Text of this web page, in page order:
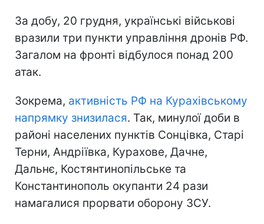
За добу, 20 грудня, українські військові
вразили три пункти управління дронів РФ.
Загалом на фронті відбулося понад 200
атак.
Зокрема, активність РФ на Курахівському
напрямку знизилася. Так, минулої доби в
районі населених пунктів Сонцівка, Старі
Терни, Андріївка, Курахове, Дачне,
Дальнє, Костянтинопільське та
Константинополь окупанти 24 рази
намагалися прорвати оборону ЗСУ.